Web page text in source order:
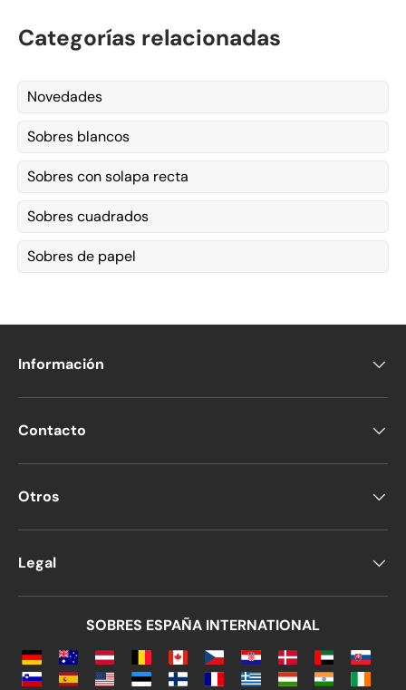
Categorías relacionadas
Novedades
Sobres blancos
Sobres con solapa recta
Sobres cuadrados
Sobres de papel
Información
Contacto
Otros
Legal
SOBRES ESPAÑA INTERNATIONAL